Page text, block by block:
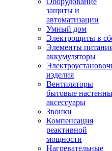
защиты и
автоматизации
Умный дом
Электрощиты в
Элементы
аккумуляторы
изделия
Вентиляторы
бытовые
аксессуары
Звонки
Компенсация
реактивной
мощности
Нагревательные